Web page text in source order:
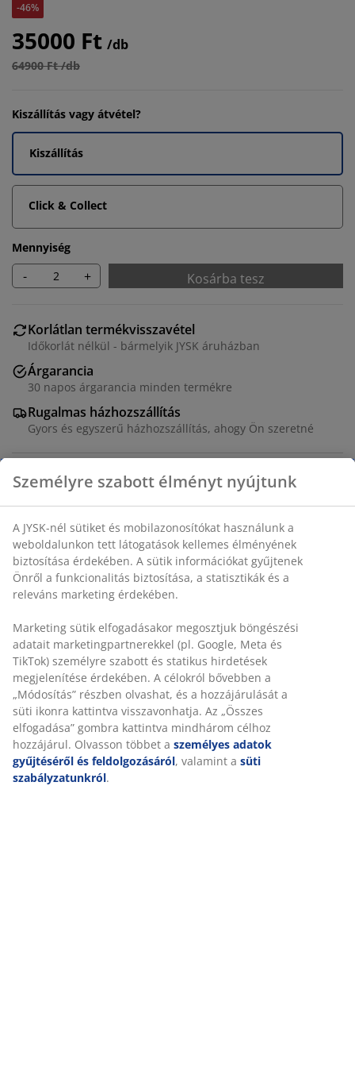
-46%
35000 Ft /db
64900 Ft /db
Kiszállítás vagy átvétel?
Kiszállítás
Click & Collect
Mennyiség
- + Kosárba tesz
Korlátlan termékvisszavétel
Időkorlát nélkül - bármelyik JYSK áruházban
Árgarancia
30 napos árgarancia minden termékre
Rugalmas házhozszállítás
Gyors és egyszerű házhozszállítás, ahogy Ön szeretné
Kerti szék alumíniumból, újrahasznosított tömör FSC®
teakfából és műanyagból. SZ66 x MA73 x MÉ78 cm
SKU: 3700105
Összeszerelési útmutató
Részletes Adatok
Értékelések
(3)
Személyre szabott élményt nyújtunk
A JYSK-nél sütiket és mobilazonosítókat használunk a
weboldalunkon tett látogatások kellemes élményének
biztosítása érdekében. A sütik információkat gyűjtenek
Önről a funkcionalitás biztosítása, a statisztikák és a
releváns marketing érdekében.
Marketing sütik elfogadásakor megosztjuk böngészési
adatait marketingpartnerekkel (pl. Google, Meta és
TikTok) személyre szabott és statikus hirdetések
megjelenítése érdekében. A célokról bővebben a
„Módosítás” részben olvashat, és a hozzájárulását a
süti ikonra kattintva visszavonhatja. Az „Összes
elfogadása” gombra kattintva mindhárom célhoz
hozzájárul. Olvasson többet a személyes adatok
gyűjtéséről és feldolgozásáról, valamint a süti
szabályzatunkról.